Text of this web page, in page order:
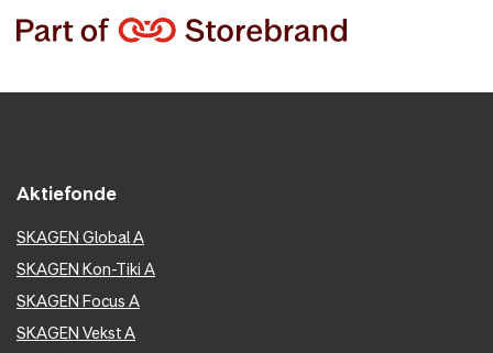
Aktiefonde
SKAGEN Global A
SKAGEN Kon-Tiki A
SKAGEN Focus A
SKAGEN Vekst A